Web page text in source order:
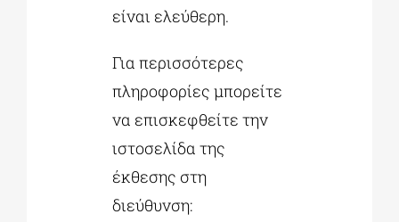
είναι ελεύθερη.
Για περισσότερες
πληροφορίες μπορείτε
να επισκεφθείτε την
ιστοσελίδα της
έκθεσης στη
διεύθυνση: